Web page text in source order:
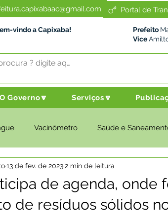
Portal de
vindo a Capixaba! Prefeito
Vice
O Governo🔽 Serviços🔽
Vacinômetro Saúde e
e Meio Ambiente Desenvolvimento
e Governo Políticas Públicas
de agenda, onde
de resíduos sólidos
13 de fev. de 20232 min de leitura